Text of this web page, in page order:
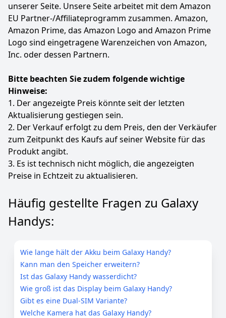
unserer Seite. Unsere Seite arbeitet mit dem Amazon
EU Partner-/Affiliateprogramm zusammen. Amazon,
Amazon Prime, das Amazon Logo and Amazon Prime
Logo sind eingetragene Warenzeichen von Amazon,
Inc. oder dessen Partnern.
Bitte beachten Sie zudem folgende wichtige
Hinweise:
1. Der angezeigte Preis könnte seit der letzten
Aktualisierung gestiegen sein.
2. Der Verkauf erfolgt zu dem Preis, den der Verkäufer
zum Zeitpunkt des Kaufs auf seiner Website für das
Produkt angibt.
3. Es ist technisch nicht möglich, die angezeigten
Preise in Echtzeit zu aktualisieren.
Häufig gestellte Fragen zu Galaxy
Handys:
Wie lange hält der Akku beim Galaxy Handy?
Kann man den Speicher erweitern?
Ist das Galaxy Handy wasserdicht?
Wie groß ist das Display beim Galaxy Handy?
Gibt es eine Dual-SIM Variante?
Welche Kamera hat das Galaxy Handy?